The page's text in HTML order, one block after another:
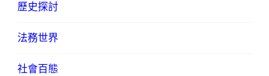
歷史探討
法務世界
社會百態